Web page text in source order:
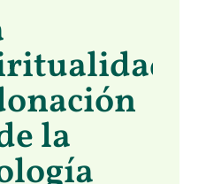
la